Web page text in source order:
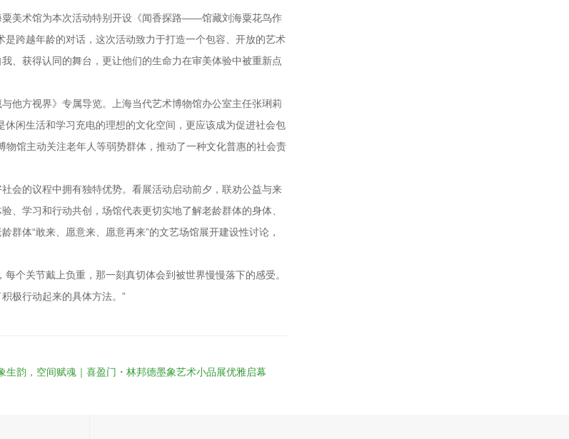
美术馆为本次活动特别开设《闻香探路——馆藏刘海粟花鸟作
跨越年龄的对话，这次活动致力于打造一个包容、开放的艺术
、获得认同的舞台，更让他们的生命力在审美体验中被重新点
他方视界》专属导览。上海当代艺术博物馆办公室主任张琍莉
闲生活和学习充电的理想的文化空间，更应该成为促进社会包
物馆主动关注老年人等弱势群体，推动了一种文化普惠的社会责
会的议程中拥有独特优势。看展活动启动前夕，联劝公益与来
、学习和行动共创，场馆代表更切实地了解老龄群体的身体、
体“敢来、愿意来、愿意再来”的文艺场馆展开建设性讨论，
个关节戴上负重，那一刻真切体会到被世界慢慢落下的感受。
极行动起来的具体方法。”
生韵，空间赋魂｜喜盈门・林邦德墨象艺术小品展优雅启幕